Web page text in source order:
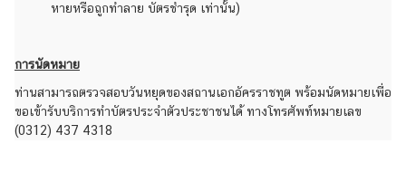
ก
า
ร
ติ
หายหรือถูกทำลาย บัตรชำรุด เท่านั้น)
การนัดหมาย
ท่านสามารถตรวจสอบวันหยุดของสถานเอกอัครราชทูต พร้อมนัดหมายเพื่อ
ขอเข้ารับบริการทำบัตรประจำตัวประชาชนได้ ทางโทรศัพท์หมายเลข
(0312) 437 4318